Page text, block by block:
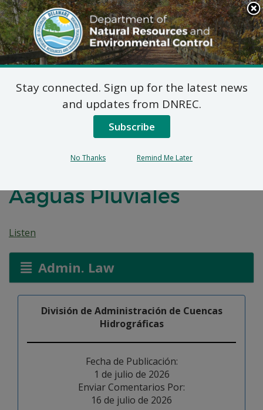
Search
This
Site
DNREC Menu
Documentos de
Orientación Normativa
Nuevos y Revisados S​​
Aaguas Pluviales
Listen
Admin. Law
División de Administración de Cuencas
Hidrográficas
Fecha de Publicación:
1 de julio de 2026
Enviar Comentarios Por:
16 de julio de 2026
Stay connected. Sign up for the latest news
and updates from DNREC.
Subscribe
No Thanks Remind Me Later